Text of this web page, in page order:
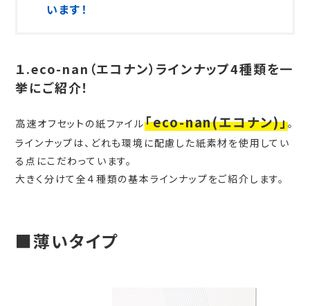
います！
１.eco-nan（エコナン）ラインナップ4種類を一
挙にご紹介！
高速オフセットの紙ファイル「eco-nan(エコナン)」。
ラインナップは、どれも環境に配慮した紙素材を使用してい
る点にこだわっています。
大きく分けて全４種類の基本ラインナップをご紹介します。
■薄いタイプ